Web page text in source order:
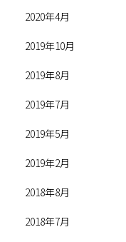
2020年4月
2019年10月
2019年8月
2019年7月
2019年5月
2019年2月
2018年8月
2018年7月